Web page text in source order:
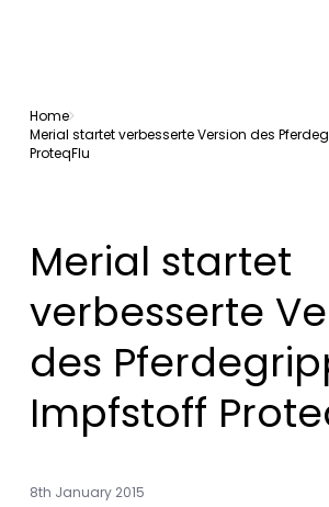
Home
Merial startet verbesserte Version des
ProteqFlu
Merial startet
verbesserte
des
Impfstoff
8th January 2015